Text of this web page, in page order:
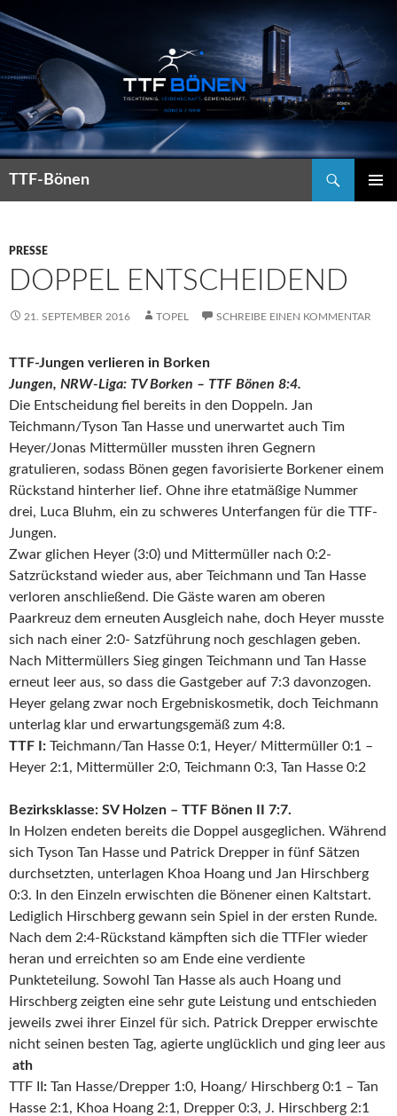
TTF-Bönen
PRESSE
DOPPEL ENTSCHEIDEND
21. SEPTEMBER 2016 TOPEL SCHREIBE EINEN KOMMENTAR
TTF-Jungen verlieren in Borken
Jungen, NRW-Liga: TV Borken – TTF Bönen 8:4.
Die Entscheidung fiel bereits in den Doppeln. Jan
Teichmann/Tyson Tan Hasse und unerwartet auch Tim
Heyer/Jonas Mittermüller mussten ihren Gegnern
gratulieren, sodass Bönen gegen favorisierte Borkener einem
Rückstand hinterher lief. Ohne ihre etatmäßige Nummer
drei, Luca Bluhm, ein zu schweres Unterfangen für die TTF-
Jungen.
Zwar glichen Heyer (3:0) und Mittermüller nach 0:2-
Satzrückstand wieder aus, aber Teichmann und Tan Hasse
verloren anschließend. Die Gäste waren am oberen
Paarkreuz dem erneuten Ausgleich nahe, doch Heyer musste
sich nach einer 2:0- Satzführung noch geschlagen geben.
Nach Mittermüllers Sieg gingen Teichmann und Tan Hasse
erneut leer aus, so dass die Gastgeber auf 7:3 davonzogen.
Heyer gelang zwar noch Ergebniskosmetik, doch Teichmann
unterlag klar und erwartungsgemäß zum 4:8.
TTF I: Teichmann/Tan Hasse 0:1, Heyer/ Mittermüller 0:1 –
Heyer 2:1, Mittermüller 2:0, Teichmann 0:3, Tan Hasse 0:2
Bezirksklasse: SV Holzen – TTF Bönen II 7:7.
In Holzen endeten bereits die Doppel ausgeglichen. Während
sich Tyson Tan Hasse und Patrick Drepper in fünf Sätzen
durchsetzten, unterlagen Khoa Hoang und Jan Hirschberg
0:3. In den Einzeln erwischten die Bönener einen Kaltstart.
Lediglich Hirschberg gewann sein Spiel in der ersten Runde.
Nach dem 2:4-Rückstand kämpften sich die TTFler wieder
heran und erreichten so am Ende eine verdiente
Punkteteilung. Sowohl Tan Hasse als auch Hoang und
Hirschberg zeigten eine sehr gute Leistung und entschieden
jeweils zwei ihrer Einzel für sich. Patrick Drepper erwischte
nicht seinen besten Tag, agierte unglücklich und ging leer aus
ath
TTF II : Tan Hasse/Drepper 1:0, Hoang/ Hirschberg 0:1 – Tan
Hasse 2:1, Khoa Hoang 2:1, Drepper 0:3, J. Hirschberg 2:1